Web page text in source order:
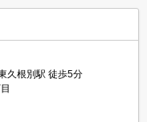
久根別駅 徒歩5分